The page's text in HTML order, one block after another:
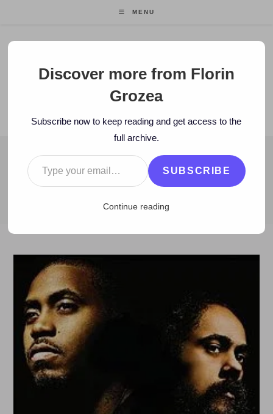
MENU
Florin Grozea
ENTREPRENEUR. FOUNDER/CEO MOCAPP.
BLOG
2011 > February > 10 > Artisti Nas & Damian Marley –
Discover more from Florin
Grozea
Subscribe now to keep reading and get access to the
full archive.
Type your email…
SUBSCRIBE
Continue reading